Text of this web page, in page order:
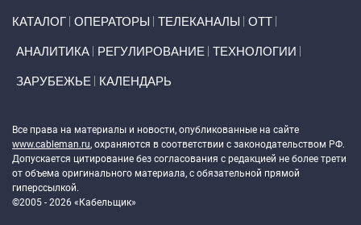
КАТАЛОГ ОПЕРАТОРЫ ТЕЛЕКАНАЛЫ ОТТ
АНАЛИТИКА РЕГУЛИРОВАНИЕ ТЕХНОЛОГИИ
ЗАРУБЕЖЬЕ КАЛЕНДАРЬ
Все права на материалы и новости, опубликованные на сайте
www.cableman.ru, охраняются в соответствии с законодательством РФ.
Допускается цитирование без согласования с редакцией не более трети
от объема оригинального материала, с обязательной прямой
гиперссылкой.
©2005 - 2026 «Кабельщик»